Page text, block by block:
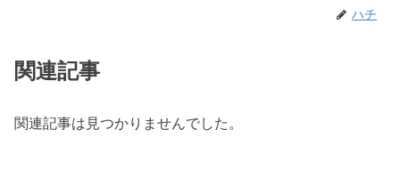
ハチ
関連記事
関連記事は見つかりませんでした。